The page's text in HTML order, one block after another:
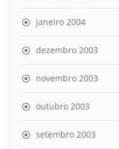
janeiro 2004
dezembro 2003
novembro 2003
outubro 2003
setembro 2003